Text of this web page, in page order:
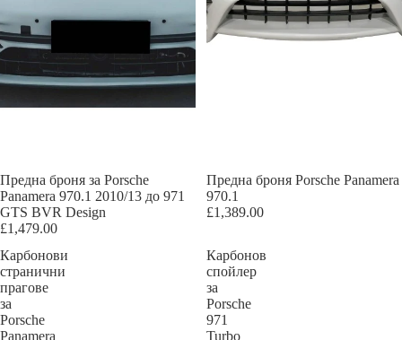
Предна броня за Porsche
Panamera 970.1 2010/13 до 971
GTS BVR Design
£1,479.00
Предна броня Porsche Panamera
970.1
£1,389.00
Карбонови
странични
прагове
за
Porsche
Panamera
Карбонов
спойлер
за
Porsche
971
Turbo